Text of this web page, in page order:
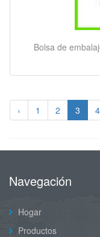
Bolsa de
‹ 1 2 3 4
Navegación
Hogar
Productos